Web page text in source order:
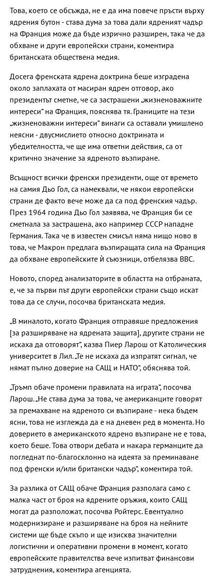
Това, което се обсъжда, не е да има повече пръсти върху
ядрения бутон - става дума за това дали ядреният чадър
на Франция може да бъде изрично разширен, така че да
обхване и други европейски страни, коментира
британската обществена медия.
Досега френската ядрена доктрина беше изградена
около заплахата от масиран ядрен отговор, ако
президентът сметне, че са застрашени „жизненоважните
интереси“ на Франция, пояснява тя. Границите на тези
„жизненоважни интереси“ винаги са оставали умишлено
неясни - двусмислието относно доктрината и
убедителността, че ще има ответни действия, са от
критично значение за ядреното възпиране.
Всъщност всички френски президенти, още от времето
на самия Дьо Гол, са намеквали, че някои европейски
страни де факто вече може да са под френския чадър.
През 1964 година Дьо Гол заявява, че Франция би се
сметнала за застрашена, ако например СССР нападне
Германия. Така че в известен смисъл няма нищо ново в
това, че Макрон предлага възпиращата сила на Франция
да обхване европейските ѝ съюзници, отбелязва BBC.
Новото, според анализаторите в областта на отбраната,
е, че за първи път други европейски страни също искат
това да се случи, посочва британската медия.
„В миналото, когато Франция отправяше предложения
[за разширяване на ядрената защита], другите страни не
искаха да отговорят“, казва Пиер Ларош от Католическия
университет в Лил. „Те не искаха да изпратят сигнал, че
нямат пълно доверие на САЩ и НАТО“, обяснява той.
„Тръмп обаче промени правилата на играта“, посочва
Ларош. „Не става дума за това, че американците говорят
за премахване на ядреното си възпиране - нека бъдем
ясни, това не изглежда да е на дневен ред в момента. Но
доверието в американското ядрено възпиране не е това,
което беше. Това отвори дебата и накара германците да
погледнат по-благосклонно на идеята за преминаване
под френски и/или британски чадър“, коментира той.
За разлика от САЩ обаче Франция разполага само с
малка част от броя на ядрените оръжия, които САЩ
могат да разположат, посочва Ройтерс. Евентуално
модернизиране и разширяване на броя на нейните
системи ще бъде скъпо и ще изисква значителни
логистични и оперативни промени в момент, когато
европейските правителства вече изпитват финансови
затруднения, коментира агенцията.